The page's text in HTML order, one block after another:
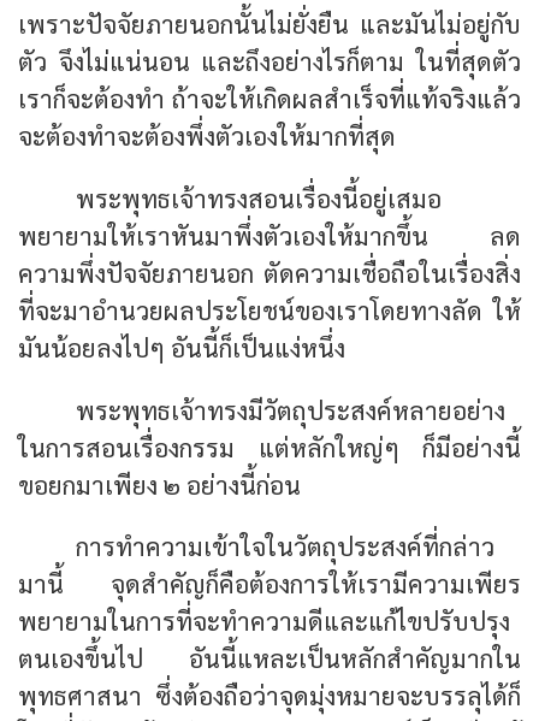
เพราะปัจจัยภายนอกนั้นไม่ยั่งยืน และมันไม่อยู่กับ
ตัว จึงไม่แน่นอน และถึงอย่างไรก็ตาม ในที่สุดตัว
เราก็จะต้องทำ ถ้าจะให้เกิดผลสำเร็จที่แท้จริงแล้ว
จะต้องทำจะต้องพึ่งตัวเองให้มากที่สุด
พระพุทธเจ้าทรงสอนเรื่องนี้อยู่เสมอ
พยายามให้เราหันมาพึ่งตัวเองให้มากขึ้น ลด
ความพึ่งปัจจัยภายนอก ตัดความเชื่อถือในเรื่องสิ่ง
ที่จะมาอำนวยผลประโยชน์ของเราโดยทางลัด ให้
มันน้อยลงไปๆ อันนี้ก็เป็นแง่หนึ่ง
พระพุทธเจ้าทรงมีวัตถุประสงค์หลายอย่าง
ในการสอนเรื่องกรรม แต่หลักใหญ่ๆ ก็มีอย่างนี้
ขอยกมาเพียง ๒ อย่างนี้ก่อน
การทำความเข้าใจในวัตถุประสงค์ที่กล่าว
มานี้ จุดสำคัญก็คือต้องการให้เรามีความเพียร
พยายามในการที่จะทำความดีและแก้ไขปรับปรุง
ตนเองขึ้นไป อันนี้แหละเป็นหลักสำคัญมากใน
พุทธศาสนา ซึ่งต้องถือว่าจุดมุ่งหมายจะบรรลุได้ก็